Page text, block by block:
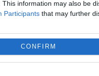
This information may also be
Participants that may further
CONFIRM
să lase
Sa.
nu se